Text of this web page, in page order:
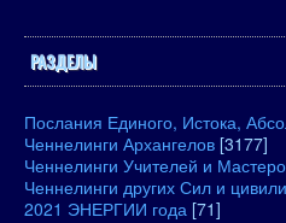
РАЗДЕЛЫ
Послания Единого, Истока,
Ченнелинги Архангелов [3177]
Ченнелинги Учителей и
Ченнелинги других Сил и
2021 ЭНЕРГИИ года [71]